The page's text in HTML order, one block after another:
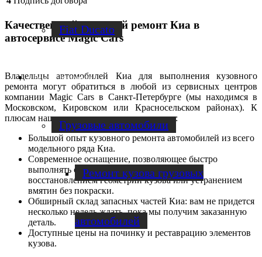
Fiat Ducato
Ремонт фургонов
Грузовые автомобили
Ремонт кузова грузовых
автомобилей
Качественный кузовной ремонт Киа в
автосервисе Magic Cars
Владельцы автомобилей Киа для выполнения кузовного
ремонта могут обратиться в любой из сервисных центров
компании Magic Cars в Санкт-Петербурге (мы находимся в
Московском, Кировском или Красносельском районах). К
плюсам наших мастерских можно отнести:
Большой опыт кузовного ремонта автомобилей из всего
модельного ряда Киа.
Современное оснащение, позволяющее быстро
выполнять сложные операции, связанные с
восстановлением геометрии кузова или устранением
вмятин без покраски.
Обширный склад запасных частей Киа: вам не придется
несколько недель ждать, пока мы получим заказанную
деталь.
Доступные цены на починку и реставрацию элементов
кузова.